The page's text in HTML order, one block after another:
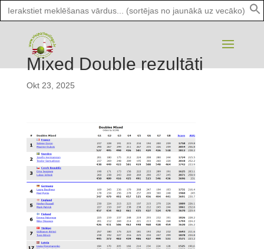
Search
for:
Mixed Double rezultāti
Okt 23, 2025